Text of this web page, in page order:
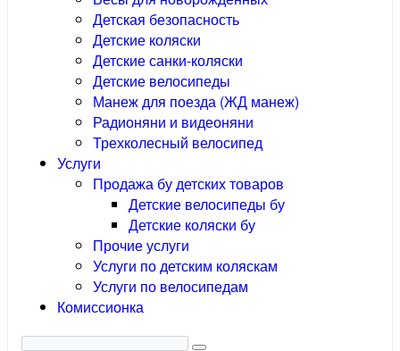
Детская безопасность
Детские коляски
Детские санки-коляски
Детские велосипеды
Манеж для поезда (ЖД манеж)
Радионяни и видеоняни
Трехколесный велосипед
Услуги
Продажа бу детских товаров
Детские велосипеды бу
Детские коляски бу
Прочие услуги
Услуги по детским коляскам
Услуги по велосипедам
Комиссионка